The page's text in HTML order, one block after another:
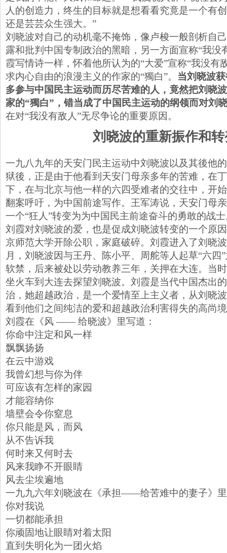
人的创造力，终生的目标就是想看看究竟是一个有
还是芸芸众生强大。”
刘晓波对自己的动机毫不掩饰，像卢梭一般剖析自
露和批判中国专制政治的黑暗，另一方面宣称“我没
霞写情诗一样，怀着他所认为的“大爱”宣称“我没有
求内心自由的浪漫主义的作家的“獨白”。 当刘晓波
多参与中国民主运动而历尽苦难的人，竟然把刘晓
家的“獨白”，错当成了中国民主运动的纲领而对刘
在对“我没有敌人”无尽争论的重要原因。
刘晓波的重新振作和
一九八九年的天安门民主运动中刘晓波以及其後他
狱後，正是由于他看到天安门母亲多年的苦难，在
下，在与北京与他一样的六四受难者的交往中，开
翻案呼吁，为中国前途写作。王军涛说，天安门母
一个“狂人”转变为为中国民主前途奋斗的勇敢的战
刘霞对刘晓波的爱，也是促成刘晓波转变的一个原
京师范大学开除公职，家庭破碎。刘霞进入了刘晓
月，刘晓波因与王丹、陈小平、周舵等人起草“六四
软禁，后来被处以劳动教养三年，关押在大连。当
坐火车到大连去探望刘晓波。刘霞是当代中国杰出
治，她超越政治，是一个爱情至上主义者，从刘晓
看到他们之间纯洁的爱和超越政治利害得失的高尚
刘霞在《风 —— 给晓波》里写道：
你命中注定和风一样
飘飘扬扬
在云中游戏
我曾幻想与你为伴
可应该有怎样的家园
才能容纳你
墙壁会令你窒息
你只能是风，而风
从不告诉我
何时来又何时去
风来我睁不开眼睛
风去尘埃遍地
一九九六年刘晓波在《承担——给苦难中的妻子》
你对我说
一切都能承担
你顽固地让眼睛对着太阳
直到失明化为一团火焰